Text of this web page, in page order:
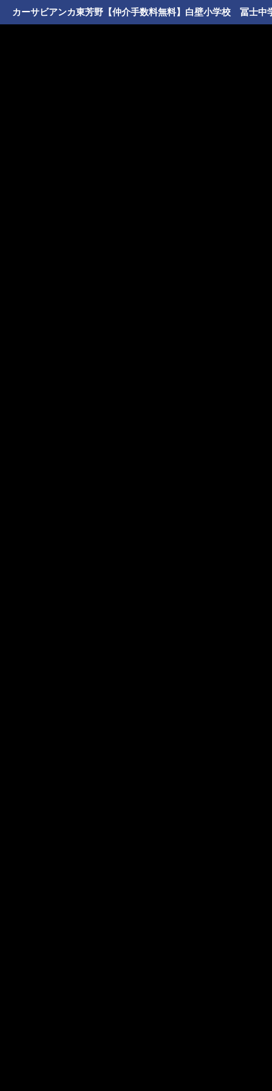
カーサビアンカ東芳野【仲介手数料無料】白壁小学校 冨士中